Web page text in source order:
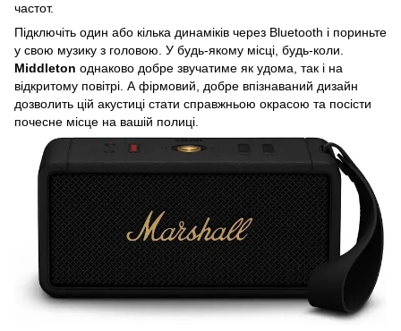
частот.
Підключіть один або кілька динаміків через Bluetooth і пориньте
у свою музику з головою. У будь-якому місці, будь-коли.
Middleton однаково добре звучатиме як удома, так і на
відкритому повітрі. А фірмовий, добре впізнаваний дизайн
дозволить цій акустиці стати справжньою окрасою та посісти
почесне місце на вашій полиці.